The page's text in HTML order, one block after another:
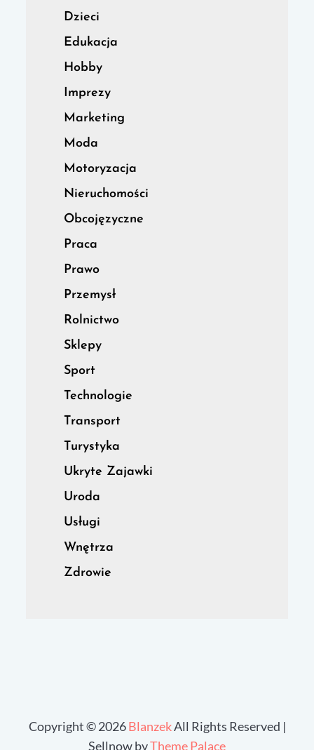
Dzieci
Edukacja
Hobby
Imprezy
Marketing
Moda
Motoryzacja
Nieruchomości
Obcojęzyczne
Praca
Prawo
Przemysł
Rolnictwo
Sklepy
Sport
Technologie
Transport
Turystyka
Ukryte Zajawki
Uroda
Usługi
Wnętrza
Zdrowie
Copyright © 2026BlanzekAll Rights Reserved |
Sellnow byTheme Palace